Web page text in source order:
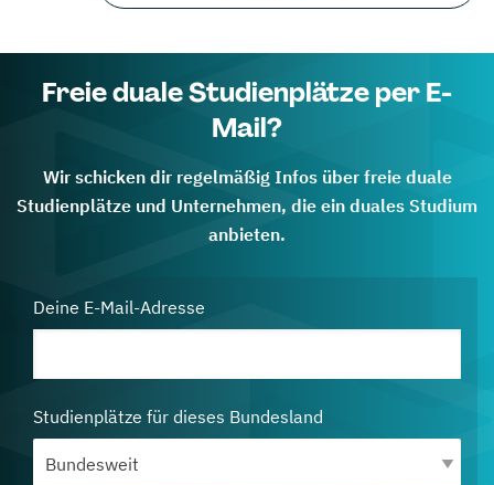
Freie duale Studienplätze per E-
Mail?
Wir schicken dir regelmäßig Infos über freie duale
Studienplätze und Unternehmen, die ein duales Studium
anbieten.
Deine E-Mail-Adresse
Studienplätze für dieses Bundesland